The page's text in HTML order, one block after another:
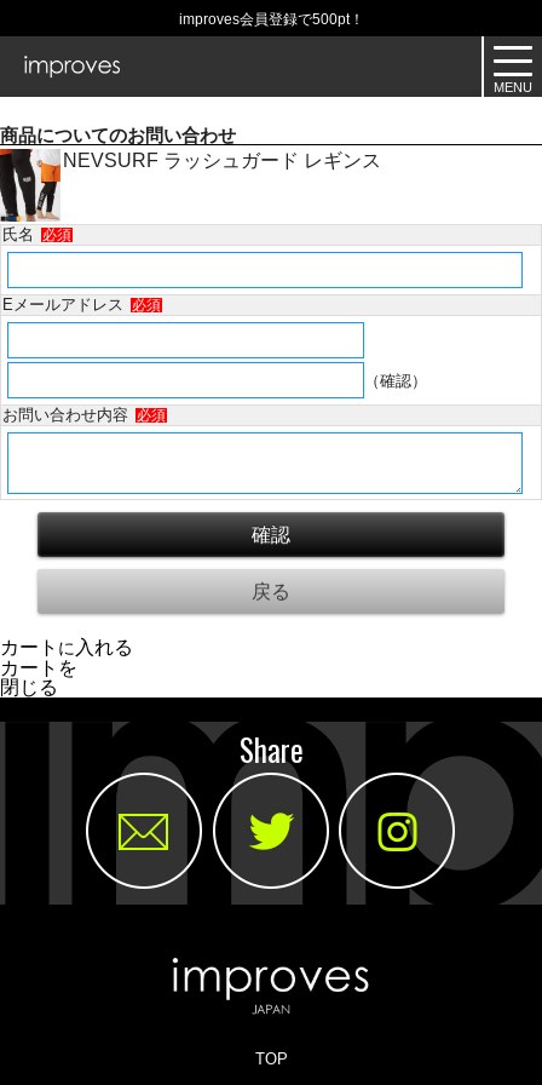
improves会員登録で500pt！
商品についてのお問い合わせ
NEVSURF ラッシュガード レギンス
氏名 必須
Eメールアドレス 必須
（確認）
お問い合わせ内容
必須
カート に入れる
カートを
閉じる
Share
TOP